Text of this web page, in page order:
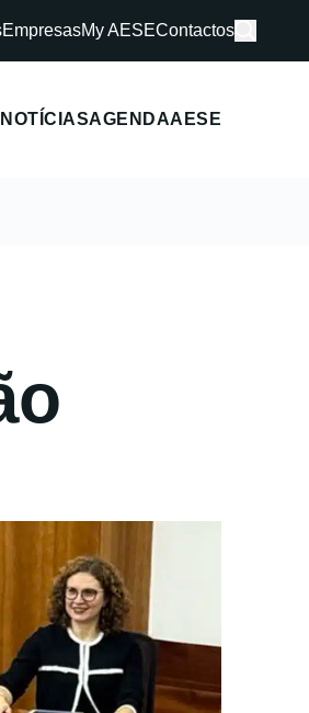
EmpresasMy AESEContactos
AGENDAAESE